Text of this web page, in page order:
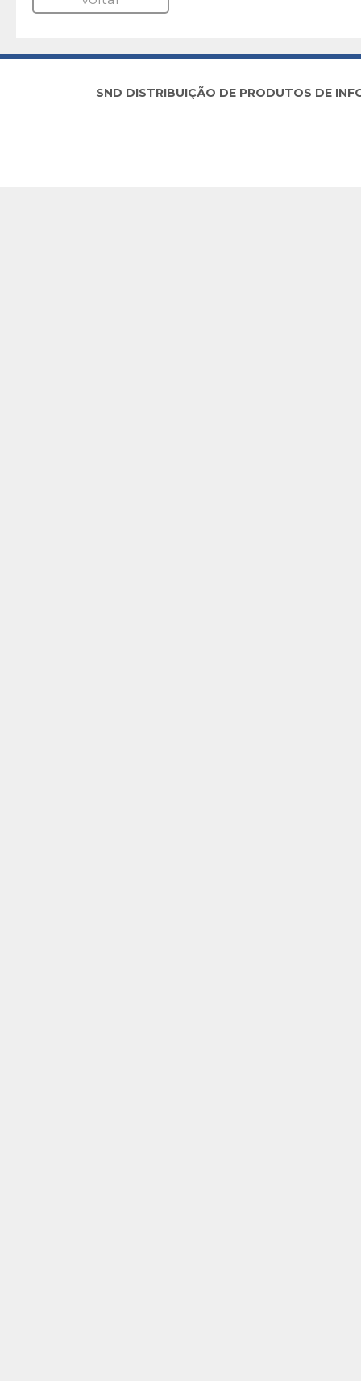
SND DISTRIBUIÇÃO DE PRODUTOS DE